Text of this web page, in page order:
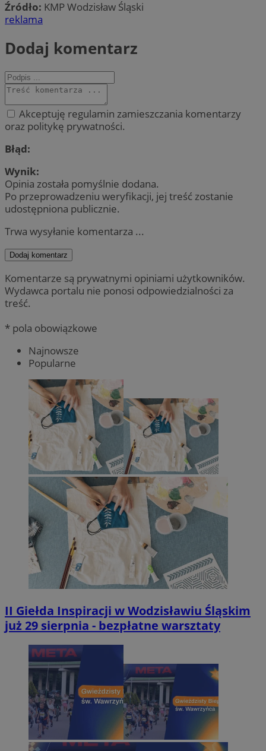
Źródło: KMP Wodzisław Śląski
reklama
Dodaj komentarz
Akceptuję regulamin zamieszczania komentarzy
oraz politykę prywatności.
Błąd:
Wynik:
Opinia została pomyślnie dodana.
Po przeprowadzeniu weryfikacji, jej treść zostanie
udostępniona publicznie.
Trwa wysyłanie komentarza ...
Dodaj komentarz
Komentarze są prywatnymi opiniami użytkowników.
Wydawca portalu nie ponosi odpowiedzialności za
treść.
* pola obowiązkowe
Najnowsze
Popularne
II Giełda Inspiracji w Wodzisławiu Śląskim
już 29 sierpnia - bezpłatne warsztaty